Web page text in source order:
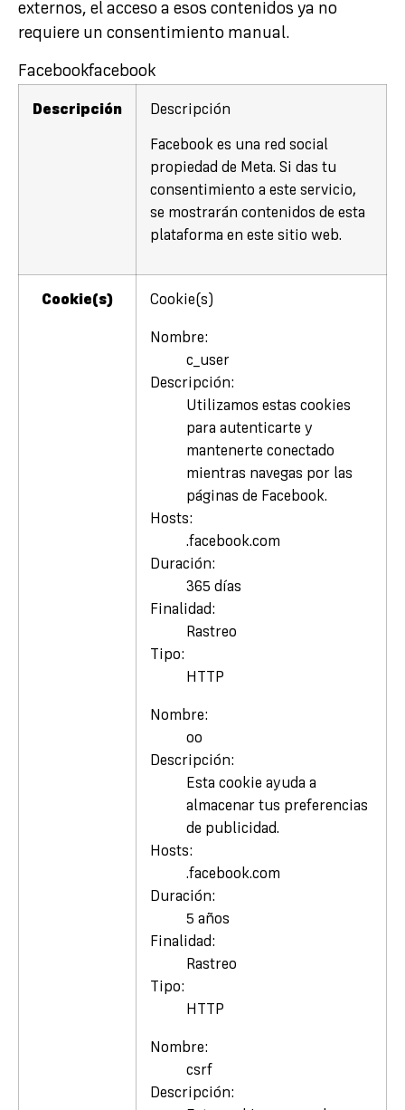
externos, el acceso a esos contenidos ya no
requiere un consentimiento manual.
Facebookfacebook
Descripción Descripción
Facebook es una red social
propiedad de Meta. Si das tu
consentimiento a este servicio,
se mostrarán contenidos de esta
plataforma en este sitio web.
Cookie(s) Cookie(s)
Nombre:
c_user
Descripción:
Utilizamos estas cookies
para autenticarte y
mantenerte conectado
mientras navegas por las
páginas de Facebook.
Hosts:
.facebook.com
Duración:
365 días
Finalidad:
Rastreo
Tipo:
HTTP
Nombre:
oo
Descripción:
Esta cookie ayuda a
almacenar tus preferencias
de publicidad.
Hosts:
.facebook.com
Duración:
5 años
Finalidad:
Rastreo
Tipo:
HTTP
Nombre:
csrf
Descripción: